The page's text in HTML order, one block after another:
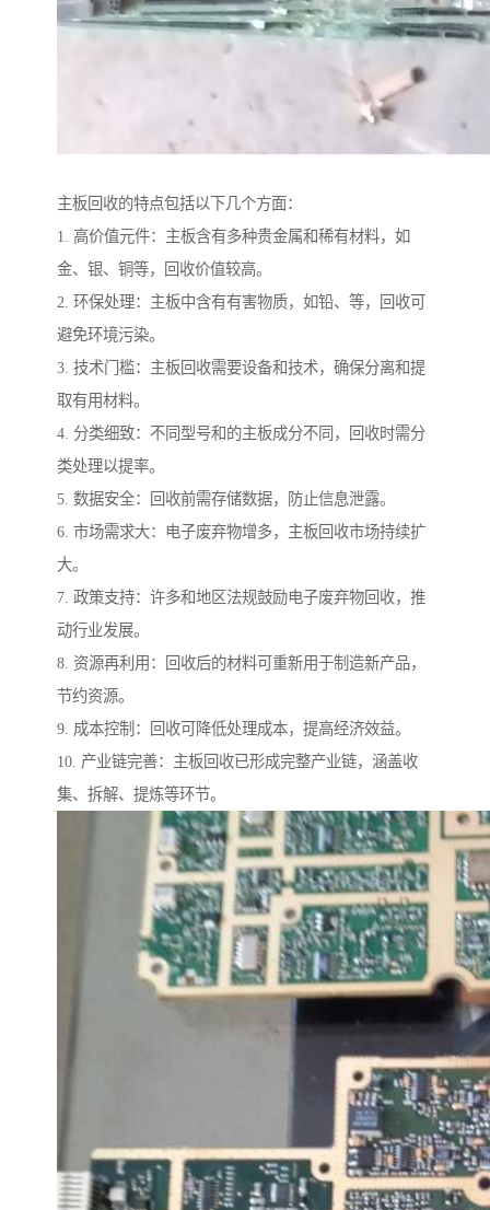
主板回收的特点包括以下几个方面：
1. 高价值元件：主板含有多种贵金属和稀有材料，如
金、银、铜等，回收价值较高。
2. 环保处理：主板中含有有害物质，如铅、等，回收可
避免环境污染。
3. 技术门槛：主板回收需要设备和技术，确保分离和提
取有用材料。
4. 分类细致：不同型号和的主板成分不同，回收时需分
类处理以提率。
5. 数据安全：回收前需存储数据，防止信息泄露。
6. 市场需求大：电子废弃物增多，主板回收市场持续扩
大。
7. 政策支持：许多和地区法规鼓励电子废弃物回收，推
动行业发展。
8. 资源再利用：回收后的材料可重新用于制造新产品，
节约资源。
9. 成本控制：回收可降低处理成本，提高经济效益。
10. 产业链完善：主板回收已形成完整产业链，涵盖收
集、拆解、提炼等环节。